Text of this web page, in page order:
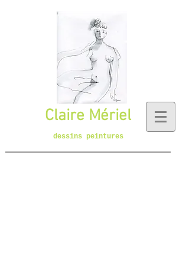
Claire Mériel
dessins peintures